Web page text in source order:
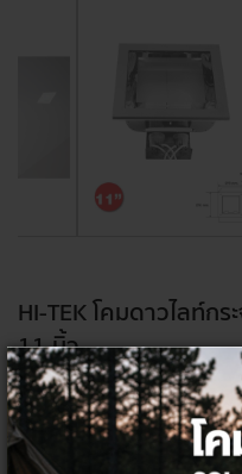
HI-TEK โคมดาวไลท์ก
11 นิ้ว
1,600 ฿ 499 ฿